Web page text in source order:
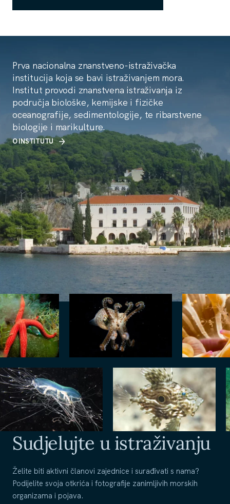
Prva nacionalna znanstveno-istraživačka
institucija koja se bavi istraživanjem mora.
Institut provodi znanstvena istraživanja iz
područja biološke, kemijske i fizičke
oceanografije, sedimentologije, te ribarstvene
biologije i marikulture.
O INSTITUTU
Sudjelujte u istraživanju
Želite biti aktivni članovi zajednice i surađivati s nama?
Podijelite svoja otkrića i fotografije zanimljivih morskih
organizama i pojava.